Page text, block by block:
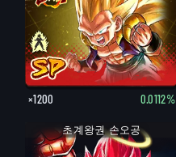
×1200 0.0112%
초계왕권 손오공